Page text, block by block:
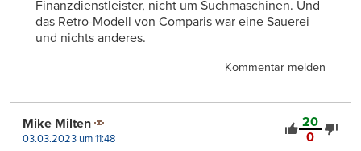
Finanzdienstleister, nicht um Suchmaschinen. Und
das Retro-Modell von Comparis war eine Sauerei
und nichts anderes.
Kommentar melden
20
0
Mike Milten
03.03.2023 um 11:48